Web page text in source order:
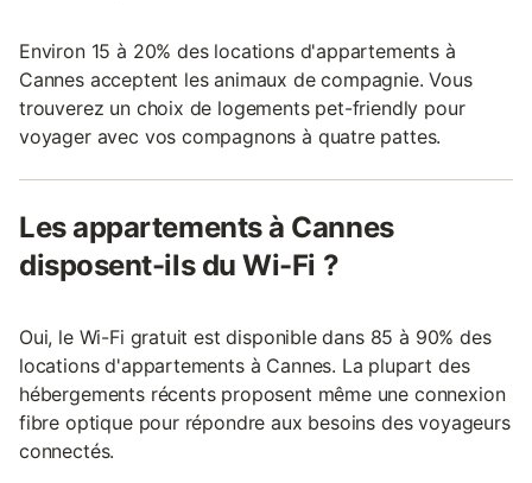
Environ 15 à 20% des locations d'appartements à
Cannes acceptent les animaux de compagnie. Vous
trouverez un choix de logements pet-friendly pour
voyager avec vos compagnons à quatre pattes.
Les appartements à Cannes
disposent-ils du Wi-Fi ?
Oui, le Wi-Fi gratuit est disponible dans 85 à 90% des
locations d'appartements à Cannes. La plupart des
hébergements récents proposent même une connexion
fibre optique pour répondre aux besoins des voyageurs
connectés.